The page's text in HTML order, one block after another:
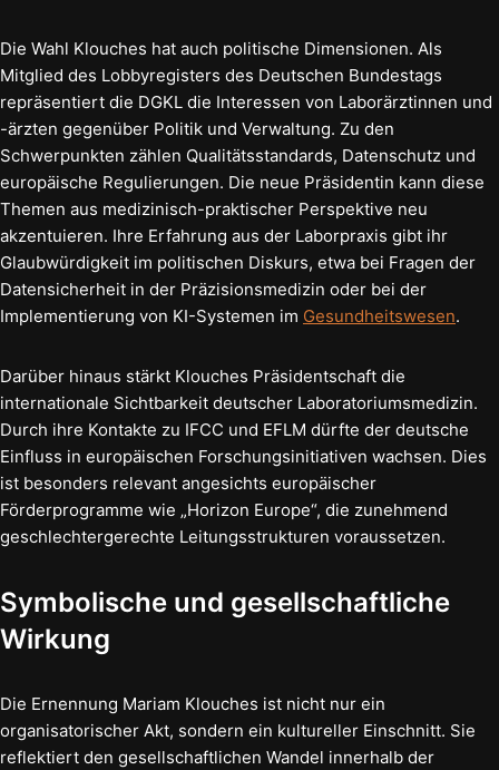
Die Wahl Klouches hat auch politische Dimensionen. Als
Mitglied des Lobbyregisters des Deutschen Bundestags
repräsentiert die DGKL die Interessen von Laborärztinnen und
-ärzten gegenüber Politik und Verwaltung. Zu den
Schwerpunkten zählen Qualitätsstandards, Datenschutz und
europäische Regulierungen. Die neue Präsidentin kann diese
Themen aus medizinisch-praktischer Perspektive neu
akzentuieren. Ihre Erfahrung aus der Laborpraxis gibt ihr
Glaubwürdigkeit im politischen Diskurs, etwa bei Fragen der
Datensicherheit in der Präzisionsmedizin oder bei der
Implementierung von KI-Systemen im Gesundheitswesen.
Darüber hinaus stärkt Klouches Präsidentschaft die
internationale Sichtbarkeit deutscher Laboratoriumsmedizin.
Durch ihre Kontakte zu IFCC und EFLM dürfte der deutsche
Einfluss in europäischen Forschungsinitiativen wachsen. Dies
ist besonders relevant angesichts europäischer
Förderprogramme wie „Horizon Europe“, die zunehmend
geschlechtergerechte Leitungsstrukturen voraussetzen.
Symbolische und gesellschaftliche
Wirkung
Die Ernennung Mariam Klouches ist nicht nur ein
organisatorischer Akt, sondern ein kultureller Einschnitt. Sie
reflektiert den gesellschaftlichen Wandel innerhalb der